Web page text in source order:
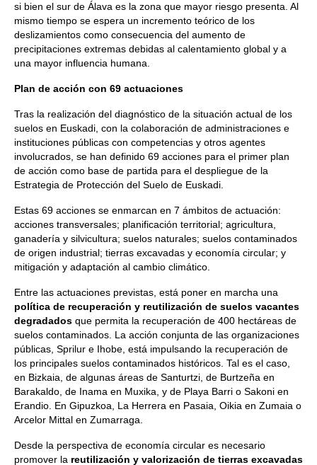
si bien el sur de Álava es la zona que mayor riesgo presenta. Al
mismo tiempo se espera un incremento teórico de los
deslizamientos como consecuencia del aumento de
precipitaciones extremas debidas al calentamiento global y a
una mayor influencia humana.
Plan de acción con 69 actuaciones
Tras la realización del diagnóstico de la situación actual de los
suelos en Euskadi, con la colaboración de administraciones e
instituciones públicas con competencias y otros agentes
involucrados, se han definido 69 acciones para el primer plan
de acción como base de partida para el despliegue de la
Estrategia de Protección del Suelo de Euskadi.
Estas 69 acciones se enmarcan en 7 ámbitos de actuación:
acciones transversales; planificación territorial; agricultura,
ganadería y silvicultura; suelos naturales; suelos contaminados
de origen industrial; tierras excavadas y economía circular; y
mitigación y adaptación al cambio climático.
Entre las actuaciones previstas, está poner en marcha una
política de recuperación y reutilización de suelos vacantes
degradados que permita la recuperación de 400 hectáreas de
suelos contaminados. La acción conjunta de las organizaciones
públicas, Sprilur e Ihobe, está impulsando la recuperación de
los principales suelos contaminados históricos. Tal es el caso,
en Bizkaia, de algunas áreas de Santurtzi, de Burtzeña en
Barakaldo, de Inama en Muxika, y de Playa Barri o Sakoni en
Erandio. En Gipuzkoa, La Herrera en Pasaia, Oikia en Zumaia o
Arcelor Mittal en Zumarraga.
Desde la perspectiva de economía circular es necesario
promover la reutilización y valorización de tierras excavadas